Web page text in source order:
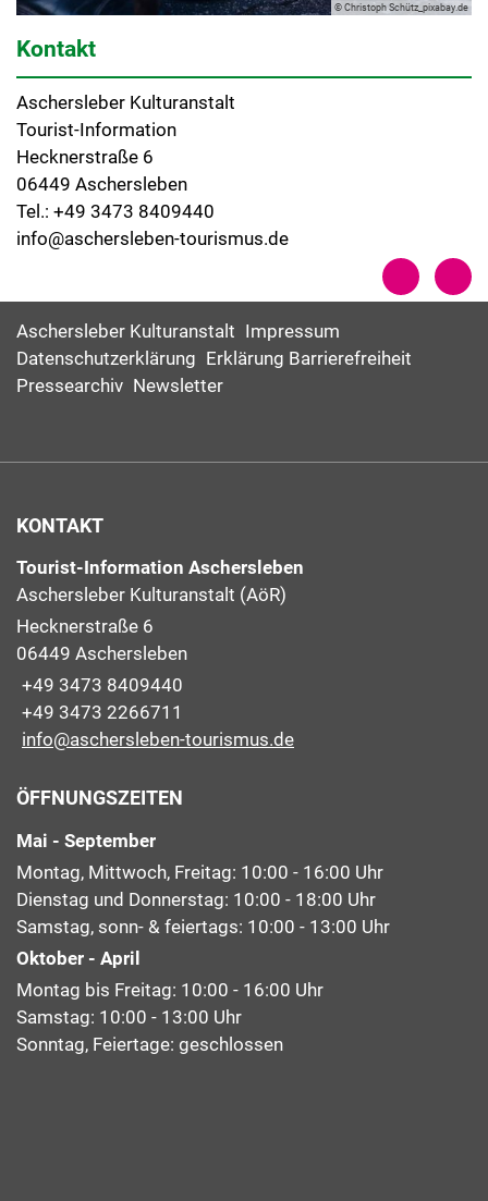
© Christoph Schütz_pixabay.de
Kontakt
Aschersleber Kulturanstalt
Tourist-Information
Hecknerstraße 6
06449 Aschersleben
Tel.: +49 3473 8409440
info@aschersleben-tourismus.de
Aschersleber Kulturanstalt Impressum
Datenschutzerklärung Erklärung Barrierefreiheit
Pressearchiv Newsletter
KONTAKT
Tourist-Information Aschersleben
Aschersleber Kulturanstalt (AöR)
Hecknerstraße 6
06449 Aschersleben
+49 3473 8409440
+49 3473 2266711
info@aschersleben-tourismus.de
ÖFFNUNGSZEITEN
Mai - September
Montag, Mittwoch, Freitag: 10:00 - 16:00 Uhr
Dienstag und Donnerstag: 10:00 - 18:00 Uhr
Samstag, sonn- & feiertags: 10:00 - 13:00 Uhr
Oktober - April
Montag bis Freitag: 10:00 - 16:00 Uhr
Samstag: 10:00 - 13:00 Uhr
Sonntag, Feiertage: geschlossen